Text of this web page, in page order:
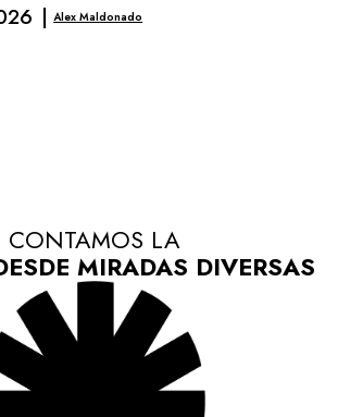
| Alex Maldonado
CONTAMOS LA
MIRADAS DIVERSAS